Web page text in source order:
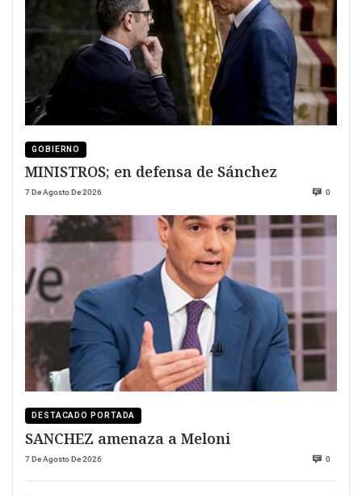
GOBIERNO
MINISTROS; en defensa de Sánchez
7 De Agosto De 2026 0
DESTACADO PORTADA
SANCHEZ amenaza a Meloni
7 De Agosto De 2026 0